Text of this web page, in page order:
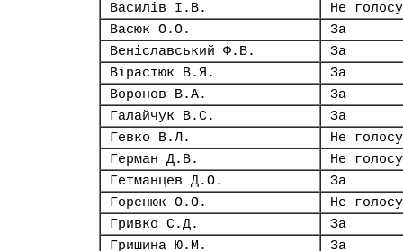
Василів І.В.
Не
Васюк О.О.
За
Веніславський Ф.В.
За
Вірастюк В.Я.
За
Воронов В.А.
За
Галайчук В.С.
За
Гевко В.Л.
Не
Герман Д.В.
Не
Гетманцев Д.О.
За
Горенюк О.О.
Не
Гривко С.Д.
За
Гришина Ю.М.
За